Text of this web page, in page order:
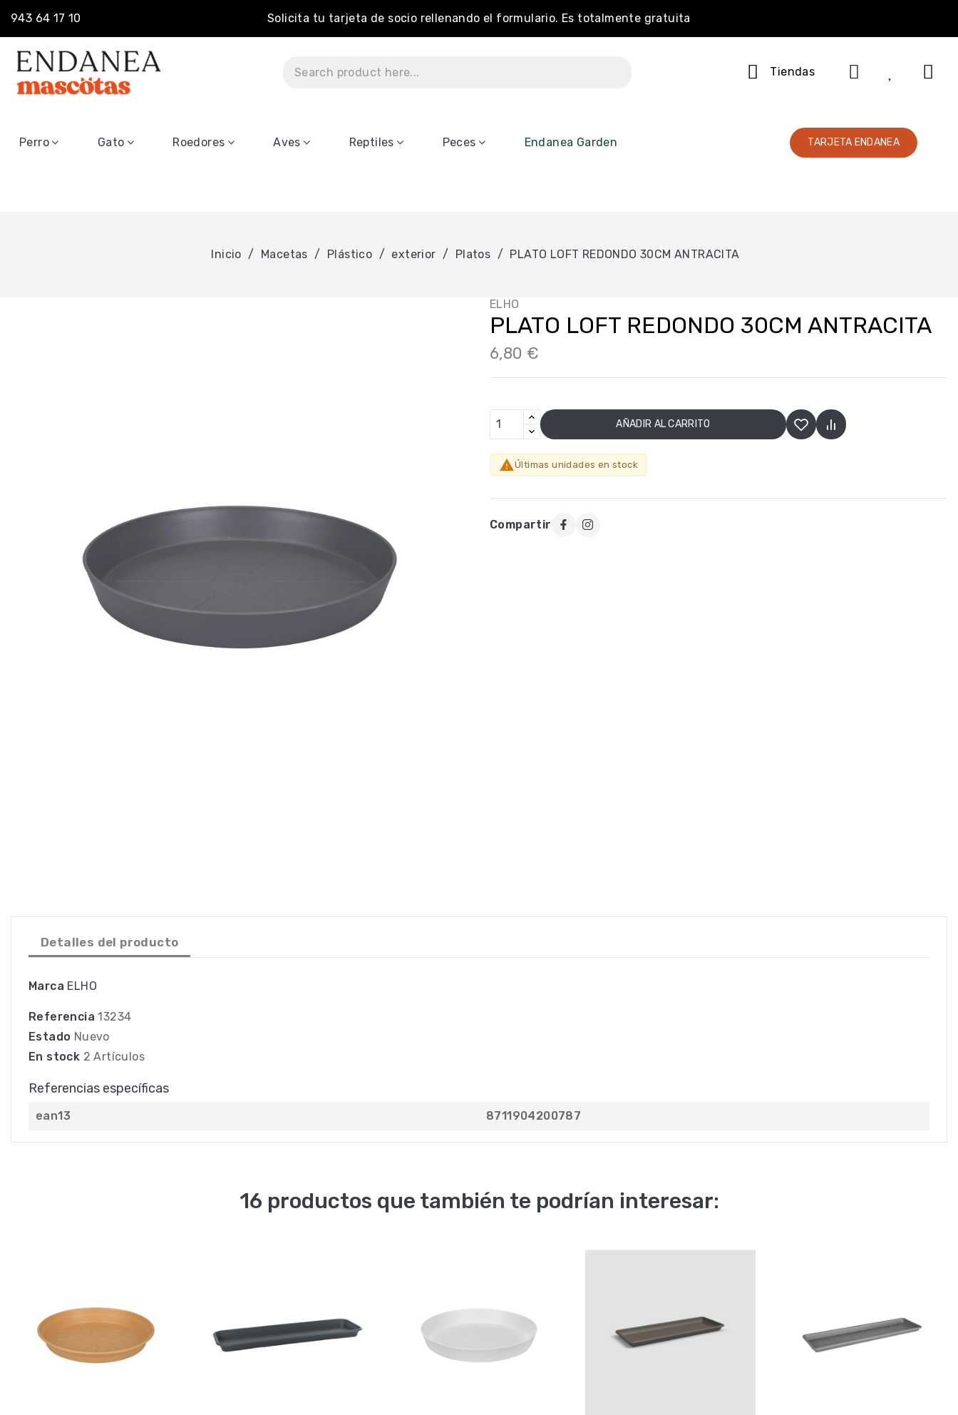
943 64 17 10 Solicita tu tarjeta de socio rellenando el formulario. Es totalmente gratuita
Tiendas
Perro Gato Roedores Aves Reptiles Peces Endanea Garden TARJETA ENDANEA
Inicio Macetas Plástico exterior Platos PLATO LOFT REDONDO 30CM ANTRACITA
ELHO
PLATO LOFT REDONDO 30CM ANTRACITA
6,80 €
AÑADIR AL CARRITO
Últimas unidades en stock
Compartir
Detalles del producto
Marca ELHO
Referencia 13234
Estado Nuevo
En stock 2 Artículos
Referencias específicas
ean13 8711904200787
16 productos que también te podrían interesar: